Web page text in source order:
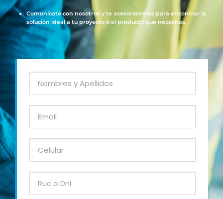
Comunícate con nosotros y te asesoraremos para encontrar la
solución ideal a tu proyecto ó el producto que necesites.